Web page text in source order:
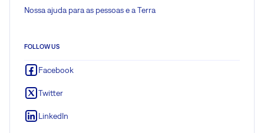
Nossa ajuda para as pessoas e a Terra
FOLLOW US
Facebook
Twitter
LinkedIn